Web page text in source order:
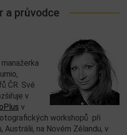
a průvodce
ČR. Své
v
v
workshopů při
na Novém Zélandu, v